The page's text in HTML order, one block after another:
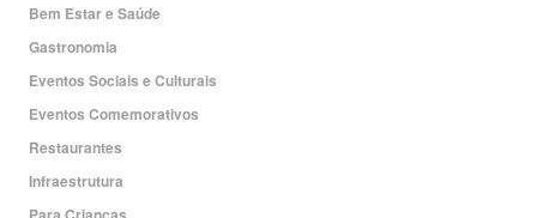
Bem Estar e Saúde
Gastronomia
Eventos Sociais e Culturais
Eventos Comemorativos
Restaurantes
Infraestrutura